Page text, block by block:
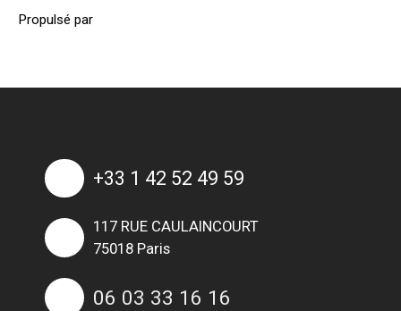
Propulsé par
+33 1 42 52 49 59
117 RUE CAULAINCOURT
75018 Paris
06 03 33 16 16